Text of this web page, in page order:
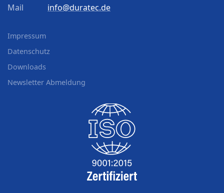
Mail
info@duratec.de
Impressum
Datenschutz
Downloads
Newsletter Abmeldung